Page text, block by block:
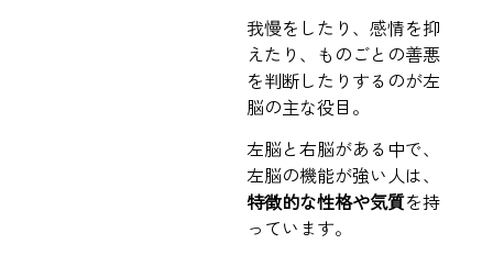
我慢をしたり、感情を抑
えたり、ものごとの善悪
を判断したりするのが左
脳の主な役目。
左脳と右脳がある中で、
左脳の機能が強い人は、
特徴的な性格や気質を持
っています。